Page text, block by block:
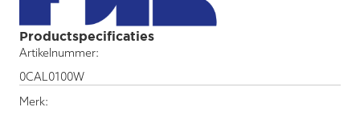
Productspecificaties
Artikelnummer:
0CAL0100W
Merk: